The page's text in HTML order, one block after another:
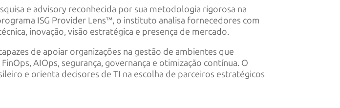
e advisory reconhecida por sua metodologia rigorosa na
ISG Provider Lens™, o instituto analisa fornecedores com
inovação, visão estratégica e presença de mercado.
de apoiar organizações na gestão de ambientes que
AIOps, segurança, governança e otimização contínua. O
e orienta decisores de TI na escolha de parceiros estratégicos